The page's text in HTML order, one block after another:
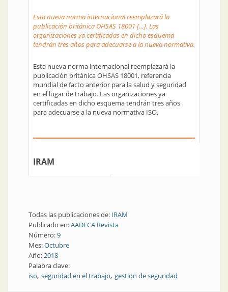
Esta nueva norma internacional reemplazará la
publicación británica OHSAS 18001 […]. Las
organizaciones ya certificadas en dicho esquema
tendrán tres años para adecuarse a la nueva normativa.
Esta nueva norma internacional reemplazará la
publicación británica OHSAS 18001, referencia
mundial de facto anterior para la salud y seguridad
en el lugar de trabajo. Las organizaciones ya
certificadas en dicho esquema tendrán tres años
para adecuarse a la nueva normativa ISO.
IRAM
Todas las publicaciones de: IRAM
Publicado en:AADECA Revista
Número:9
Mes:Octubre
Año:2018
Palabra clave:
iso seguridad en el trabajo gestion de seguridad